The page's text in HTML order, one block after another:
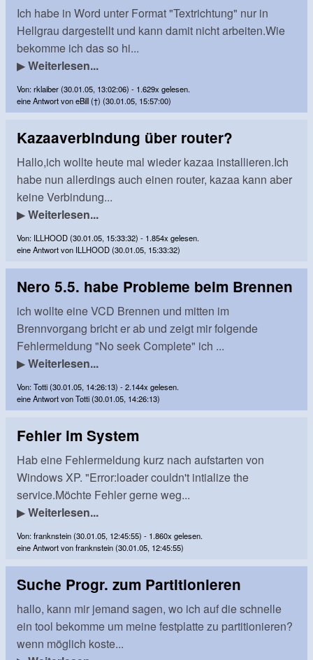
Ich habe in Word unter Format "Textrichtung" nur in
Hellgrau dargestellt und kann damit nicht arbeiten.Wie
bekomme ich das so hi...
▶Weiterlesen...
Von: rklaiber (30.01.05, 13:02:06) - 1.629x gelesen.
eine Antwort von eBill (†) (30.01.05, 15:57:00)
Kazaaverbindung über router?
Hallo,ich wollte heute mal wieder kazaa installieren.Ich
habe nun allerdings auch einen router, kazaa kann aber
keine Verbindung...
▶Weiterlesen...
Von: ILLHOOD (30.01.05, 15:33:32) - 1.854x gelesen.
eine Antwort von ILLHOOD (30.01.05, 15:33:32)
Nero 5.5. habe Probleme beim Brennen
ich wollte eine VCD Brennen und mitten im
Brennvorgang bricht er ab und zeigt mir folgende
Fehlermeldung "No seek Complete" ich ...
▶Weiterlesen...
Von: Totti (30.01.05, 14:26:13) - 2.144x gelesen.
eine Antwort von Totti (30.01.05, 14:26:13)
Fehler im System
Hab eine Fehlermeldung kurz nach aufstarten von
Windows XP. "Error:loader couldn't intialize the
service.Möchte Fehler gerne weg...
▶Weiterlesen...
Von: franknstein (30.01.05, 12:45:55) - 1.860x gelesen.
eine Antwort von franknstein (30.01.05, 12:45:55)
Suche Progr. zum Partitionieren
hallo, kann mir jemand sagen, wo ich auf die schnelle
ein tool bekomme um meine festplatte zu partitionieren?
wenn möglich koste...